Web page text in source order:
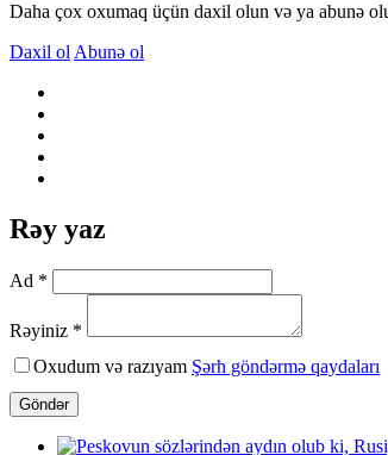
Daha çox oxumaq üçün daxil olun və ya abunə
Daxil ol Abunə ol
Rəy yaz
Ad *
Rəyiniz *
Oxudum və razıyam Şərh göndərmə qaydaları
Göndər